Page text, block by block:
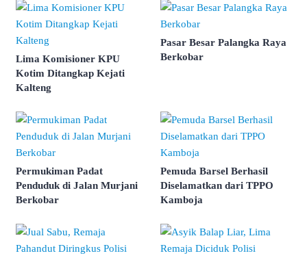
Lima Komisioner KPU
Kotim Ditangkap Kejati
Kalteng
Pasar Besar Palangka Raya
Berkobar
Permukiman Padat
Penduduk di Jalan Murjani
Berkobar
Pemuda Barsel Berhasil
Diselamatkan dari TPPO
Kamboja